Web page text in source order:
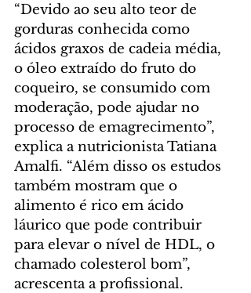
“Devido ao seu alto teor de
gorduras conhecida como
ácidos graxos de cadeia média,
o óleo extraído do fruto do
coqueiro, se consumido com
moderação, pode ajudar no
processo de emagrecimento”,
explica a nutricionista Tatiana
Amalfi. “Além disso os estudos
também mostram que o
alimento é rico em ácido
láurico que pode contribuir
para elevar o nível de HDL, o
chamado colesterol bom”,
acrescenta a profissional.